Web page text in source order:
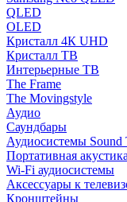
QLED
OLED
Кристалл 4К UHD
Кристалл ТВ
Интерьерные ТВ
The Frame
The Movingstyle
Аудио
Саундбары
Аудиосистемы Sound
Портативная акустика
Wi-Fi аудиосистемы
Аксессуары к
Кронштейны